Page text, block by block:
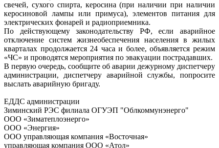
свечей, сухого спирта, керосина (при наличии при наличии
керосиновой лампы или примуса), элементов питания для
электрических фонарей и радиоприемника.
По действующему законодательству РФ, если аварийное
отключение систем жизнеобеспечения населения в жилых
кварталах продолжается 24 часа и более, объявляется режим
«ЧС» и проводятся мероприятия по эвакуации пострадавших.
В первую очередь, сообщите об аварии дежурному диспетчеру
администрации, диспетчеру аварийной службы, попросите
выслать аварийную бригаду.
ЕДДС администрации
Зиминский РЭС филиала ОГУЭП "Облкоммунэнерго"
ООО «Зиматеплоэнерго»
ООО «Энергия»
ООО управляющая компания «Восточная»
управляющая компания ООО «Атол»